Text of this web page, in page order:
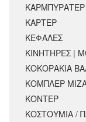
ΚΑΡΜΠΥΡΑΤΕΡ
ΚΑΡΤΕΡ
ΚΕΦΑΛΕΣ
ΚΙΝΗΤΗΡΕΣ |
ΚΟΚΟΡΑΚΙΑ
ΚΟΜΠΛΕΡ
ΚΟΝΤΕΡ
ΚΟΣΤΟΥΜΙΑ /